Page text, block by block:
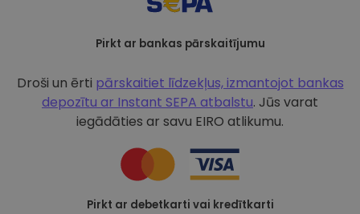
Pirkt ar bankas pārskaitījumu
Droši un ērti pārskaitiet līdzekļus, izmantojot bankas
depozītu ar Instant SEPA atbalstu. Jūs varat
iegādāties ar savu EIRO atlikumu.
Pirkt ar debetkarti vai kredītkarti